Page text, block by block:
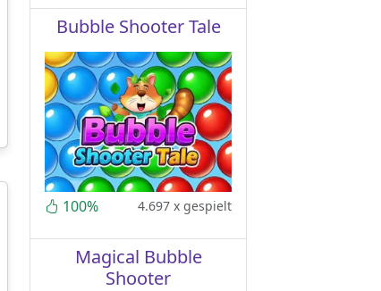
Bubble Shooter Tale
100% 4.697 x gespielt
Magical Bubble
Shooter